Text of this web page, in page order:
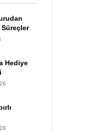
Süreçler
Hediye